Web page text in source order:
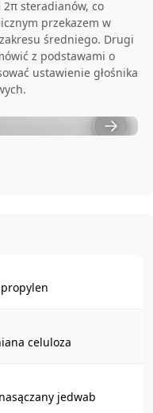
steradianów, co
przekazem w
średniego. Drugi
z podstawami o
ustawienie głośnika
celuloza
jedwab